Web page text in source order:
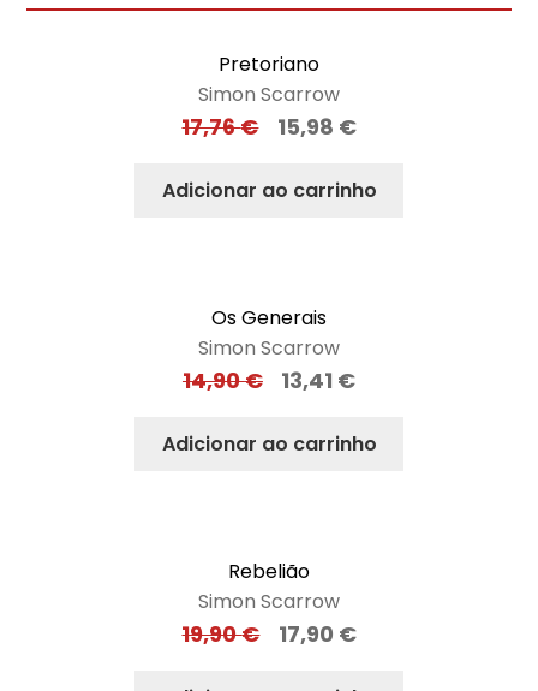
Pretoriano
Simon Scarrow
17,76€ 15,98 €
Adicionar ao carrinho
Os Generais
Simon Scarrow
14,90€ 13,41 €
Adicionar ao carrinho
Rebelião
Simon Scarrow
19,90€ 17,90 €